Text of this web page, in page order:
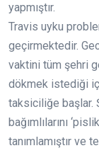
yapmıştır.
Travis uyku
geçirmektedir.
vaktini tüm şehri
dökmek istediği
taksiciliğe başlar.
bağımlılarını
tanımlamıştır ve